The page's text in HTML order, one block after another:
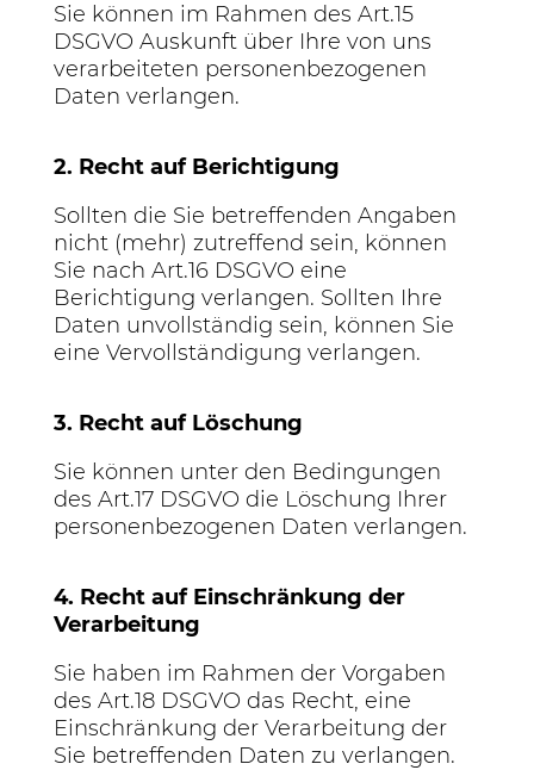
Sie können im Rahmen des Art.15
DSGVO Auskunft über Ihre von uns
verarbeiteten personenbezogenen
Daten verlangen.
2. Recht auf Berichtigung
Sollten die Sie betreffenden Angaben
nicht (mehr) zutreffend sein, können
Sie nach Art.16 DSGVO eine
Berichtigung verlangen. Sollten Ihre
Daten unvollständig sein, können Sie
eine Vervollständigung verlangen.
3. Recht auf Löschung
Sie können unter den Bedingungen
des Art.17 DSGVO die Löschung Ihrer
personenbezogenen Daten verlangen.
4. Recht auf Einschränkung der
Verarbeitung
Sie haben im Rahmen der Vorgaben
des Art.18 DSGVO das Recht, eine
Einschränkung der Verarbeitung der
Sie betreffenden Daten zu verlangen.